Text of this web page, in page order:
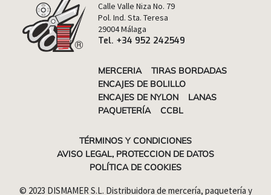
Calle Valle Niza No. 79
Pol. Ind. Sta. Teresa
29004 Málaga
Tel. +34 952 242549
TÉRMINOS Y CONDICIONES
AVISO LEGAL, PROTECCION DE DATOS
POLÍTICA DE COOKIES
MERCERIA
TIRAS BORDADAS
ENCAJES DE BOLILLO
ENCAJES DE NYLON
LANAS
PAQUETERÍA
CCBL
© 2023 DISMAMER S.L. Distribuidora de mercería, paquetería y